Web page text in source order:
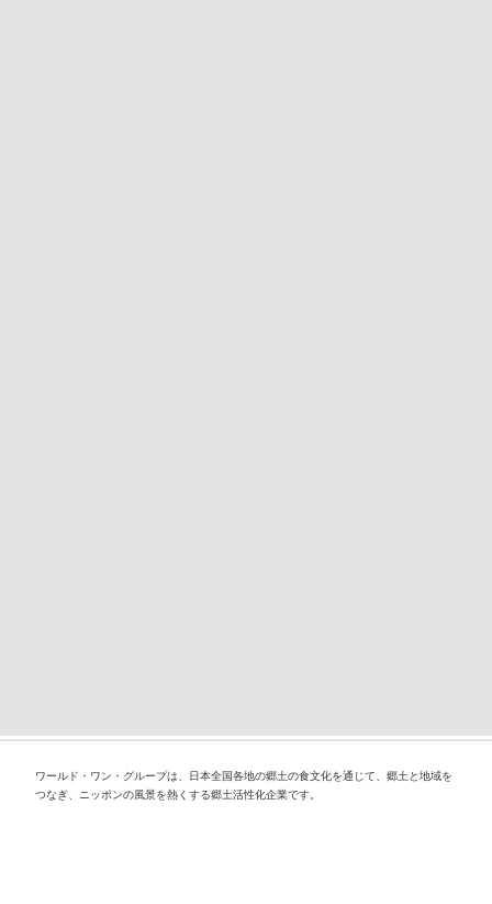
ワールド・ワン・グループは、日本全国各地の郷土の食文化を通じて、郷土と地域を
つなぎ、ニッポンの風景を熱くする郷土活性化企業です。